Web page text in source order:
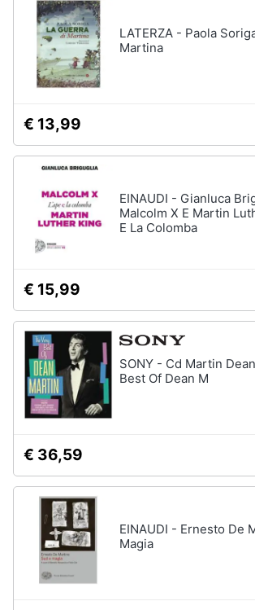
LATERZA - Paola
Martina
€ 13,99
EINAUDI - Gianluca
Malcolm X E Martin
E La Colomba
€ 15,99
SONY - Cd Martin
Best Of Dean M
€ 36,59
EINAUDI - Ernesto De
Magia